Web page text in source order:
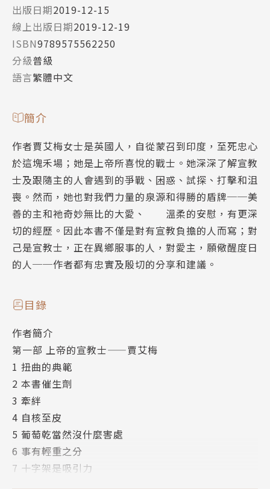
出版日期2019-12-15
線上出版日期2019-12-19
ISBN9789575562250
分級普級
語言繁體中文
簡介
作者賈艾梅女士是英國人，自從蒙召到印度，至死忠心
於這塊禾場；她是上帝所喜悅的戰士。她深深了解宣教
士及跟隨主的人會遇到的爭戰、困惑、試探、打擊和沮
喪。然而，她也對我們力量的泉源和得勝的盾牌──美
善的主和祂奇妙無比的大愛、 溫柔的安慰，有更深
切的經歷。因此本書不僅是對有宣教負擔的人而寫；對
己是宣教士，正在異鄉服事的人，對愛主，願儆醒度日
的人──作者都有忠實及殷切的分享和建議。
目錄
作者簡介
第一部 上帝的宣教士——賈艾梅
1 扭曲的典範
2 本書催生劑
3 牽絆
4 自核至皮
5 葡萄乾當然沒什麼害處
6 事有輕重之分
7 十字架是吸引力